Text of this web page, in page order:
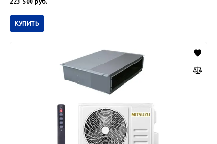
223 500 руб.
КУПИТЬ